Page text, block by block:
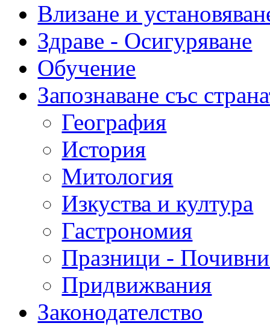
Влизане и
Здраве - Осигуряване
Обучение
Запознаване със
География
История
Митология
Изкуства и култура
Гастрономия
Празници -
Придвижвания
Законодателство